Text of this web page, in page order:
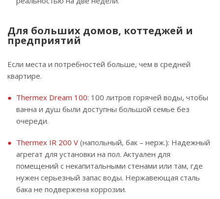
Для больших домов, коттеджей и
предприятий
Если места и потребностей больше, чем в средней
квартире.
Thermex Dream 100: 100 литров горячей воды, чтобы
ванна и душ были доступны большой семье без
очереди.
Thermex IR 200 V (напольный, бак – нерж.): Надежный
агрегат для установки на пол. Актуален для
помещений с некапитальными стенами или там, где
нужен серьезный запас воды. Нержавеющая сталь
бака не подвержена коррозии.